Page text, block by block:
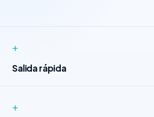
+
Salida rápida
+